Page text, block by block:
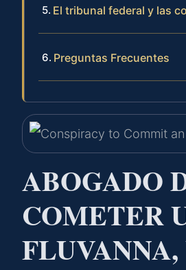
El tribunal federal y las
Preguntas Frecuentes
ABOGADO
COMETER
FLUVANNA,